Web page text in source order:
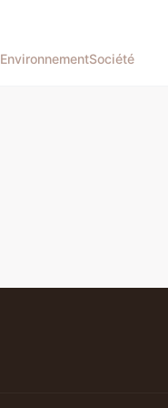
EnvironnementSociété